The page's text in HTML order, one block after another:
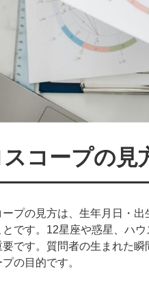
コープの見
ープの見方は、生年月日・
です。12星座や惑星、ハ
要です。質問者の生まれた
の目的です。